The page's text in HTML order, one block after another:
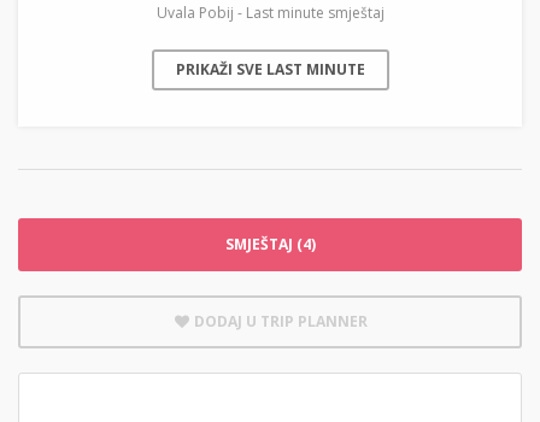
Uvala Pobij - Last minute smještaj
PRIKAŽI SVE LAST MINUTE
SMJEŠTAJ (4)
DODAJ U TRIP PLANNER